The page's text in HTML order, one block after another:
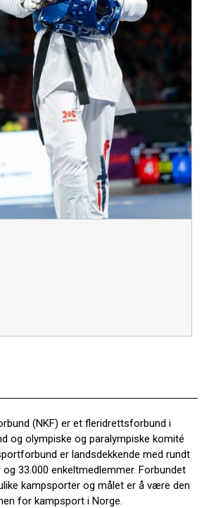
(NKF) er et fleridrettsforbund i
og olympiske og paralympiske komité
er landsdekkende med rundt
33.000 enkeltmedlemmer. Forbundet
kampsporter og målet er å være den
for kampsport i Norge.